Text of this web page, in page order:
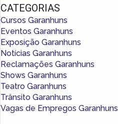
CATEGORIAS
Cursos Garanhuns
Eventos Garanhuns
Exposição Garanhuns
Notícias Garanhuns
Reclamações Garanhuns
Shows Garanhuns
Teatro Garanhuns
Trânsito Garanhuns
Vagas de Empregos Garanhuns